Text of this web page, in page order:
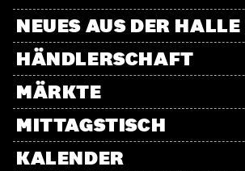
NEUES AUS DER HALLE
HÄNDLERSCHAFT
MÄRKTE
MITTAGSTISCH
KALENDER